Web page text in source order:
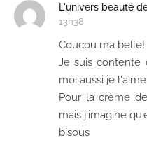
L'univers beauté
13h38
Coucou ma belle!
Je suis contente
moi aussi je
Pour la crème
mais j'imagine
bisous